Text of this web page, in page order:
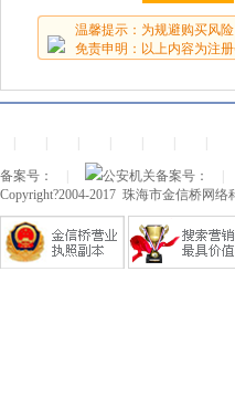
温馨提示：为规避购买风
免责申明：以上内容为注册
备案号： 公安机关备案号：
Copyright?2004-2017 珠海市金信桥网